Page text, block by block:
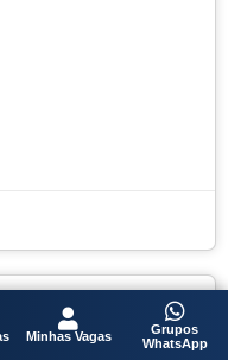
Minhas Vagas
Grupos
WhatsApp